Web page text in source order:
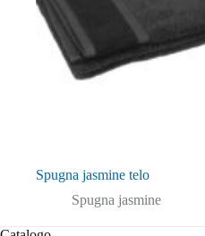
Spugna jasmine telo
Spugna jasmine